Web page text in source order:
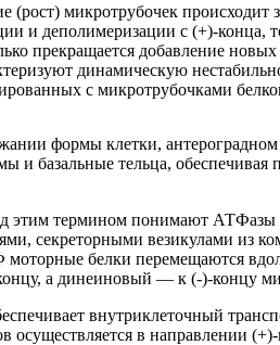
(рост) микротрубочек происходит
и деполимеризации с (+)-конца,
прекращается добавление
динамическую
с микротрубочками
формы клетки,
базальные тельца,
этим термином понимают
секреторными везикулами из
белки перемещаются
а динеиновый — к (-)-концу
внутриклеточный
в направлении